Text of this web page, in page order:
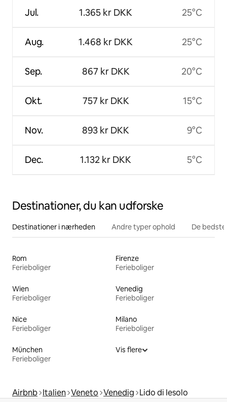
Jul.
Aug.
Sep.
Okt.
Nov.
Dec.
1.365 kr DKK
1.468 kr DKK
867 kr DKK
757 kr DKK
893 kr DKK
1.132 kr DKK
25°C
25°C
20°C
15°C
9°C
5°C
Destinationer, du kan udforske
Destinationer i nærheden Andre typer ophold De
Rom
Ferieboliger
Firenze
Ferieboliger
Wien
Ferieboliger
Venedig
Ferieboliger
Nice
Ferieboliger
Milano
Ferieboliger
München
Ferieboliger
Vis flere
Airbnb Italien Veneto Venedig Lido di Iesolo